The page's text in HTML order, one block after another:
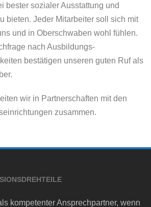
bester sozialer Ausstattung und
bieten. Jeder Mitarbeiter soll sich mit
und in Oberschwaben wohl fühlen.
nach Ausbildungs-
bestätigen unseren guten Ruf als
wir in Partnerschaften mit den
zusammen.
kompetenter Ansprechpartner, wenn